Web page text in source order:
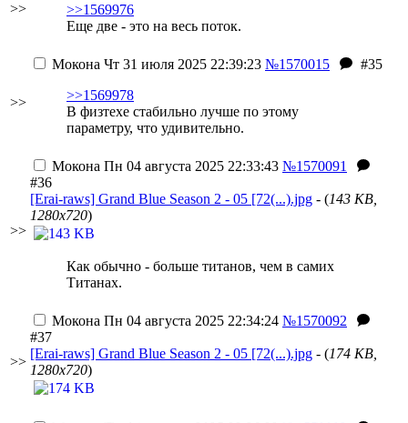
>>
>>1569976
Еще две - это на весь поток.
>>
Мокона Чт 31 июля 2025 22:39:23 №1570015
#35
>>1569978
В физтехе стабильно лучше по этому
параметру, что удивительно.
>>
Мокона Пн 04 августа 2025 22:33:43 №1570091
#36
[Erai-raws] Grand Blue Season 2 - 05 [72(...).jpg - (143 KB,
1280x720)
Как обычно - больше титанов, чем в самих
Титанах.
>>
Мокона Пн 04 августа 2025 22:34:24 №1570092
#37
[Erai-raws] Grand Blue Season 2 - 05 [72(...).jpg - (174 KB,
1280x720)